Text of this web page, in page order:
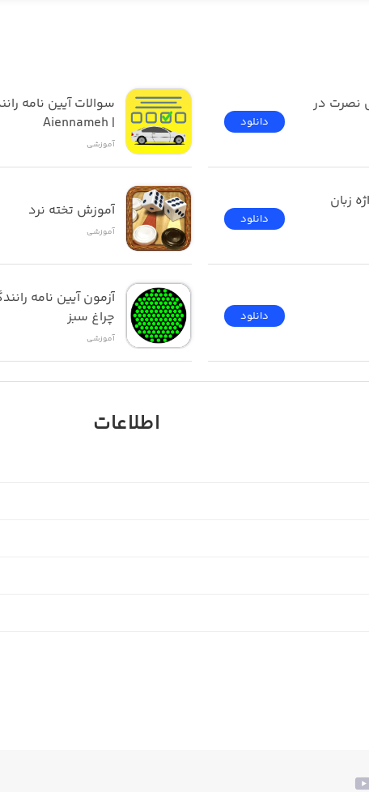
دانلود
دانلود
دانلود
| Aiennameh
آموزشی
آموزش تخته نرد
آموزشی
چراغ سبز
آموزشی
اطلاعات